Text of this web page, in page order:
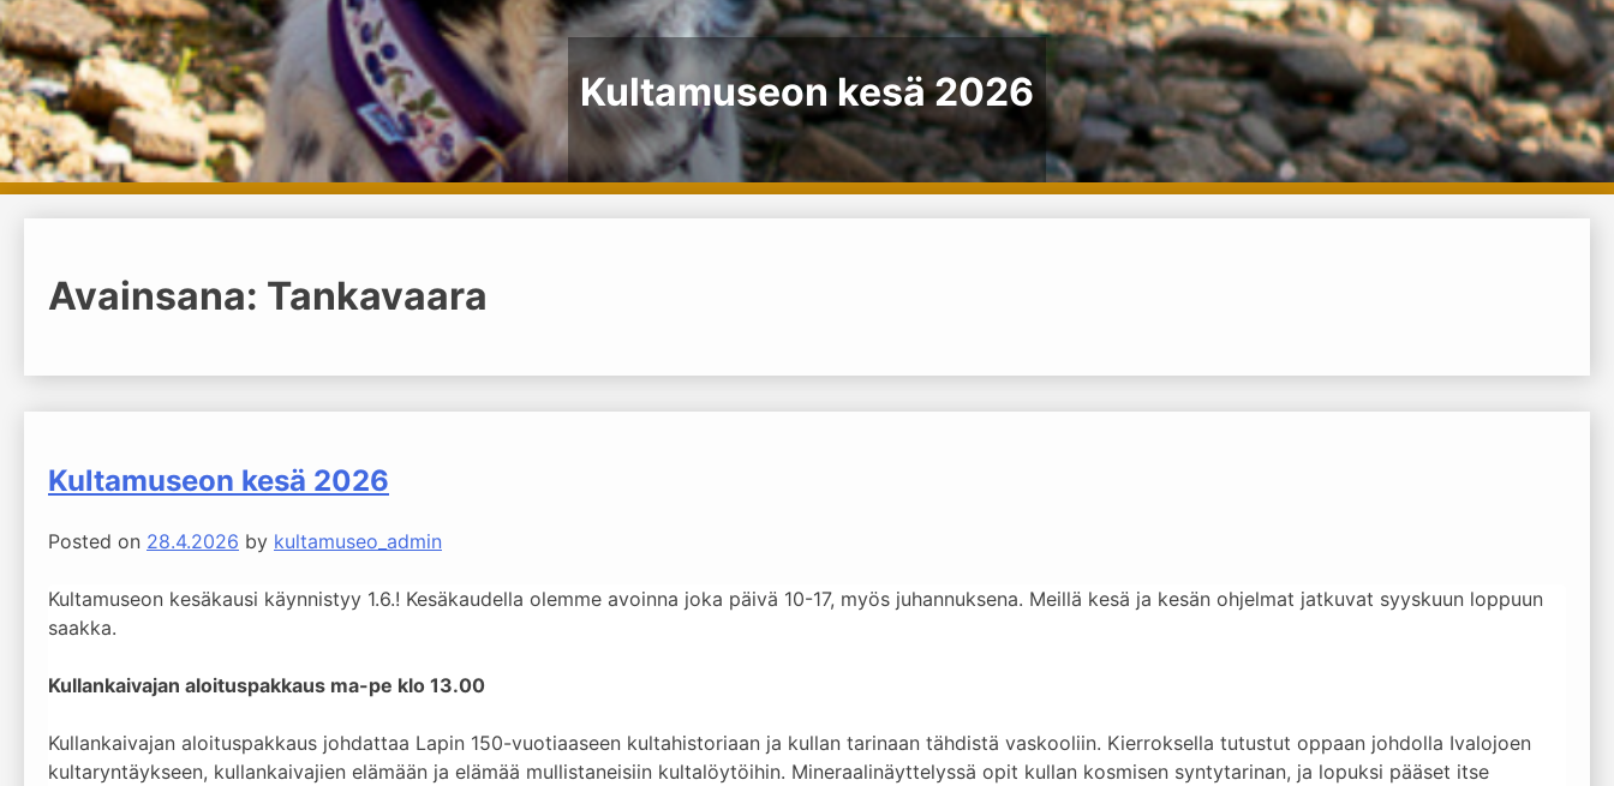
Kultamuseon kesä 2026
Avainsana: Tankavaara
Kultamuseon kesä 2026
Posted on 28.4.2026 by kultamuseo_admin
Kultamuseon kesäkausi käynnistyy 1.6.! Kesäkaudella olemme avoinna joka päivä 10-17, myös juhannuksena. Meillä kesä ja kesän ohjelmat jatkuvat syyskuun loppuun
saakka.
Kullankaivajan aloituspakkaus ma-pe klo 13.00
Kullankaivajan aloituspakkaus johdattaa Lapin 150-vuotiaaseen kultahistoriaan ja kullan tarinaan tähdistä vaskooliin. Kierroksella tutustut oppaan johdolla Ivalojoen
kultaryntäykseen, kullankaivajien elämään ja elämää mullistaneisiin kultalöytöihin. Mineraalinäyttelyssä opit kullan kosmisen syntytarinan, ja lopuksi pääset itse